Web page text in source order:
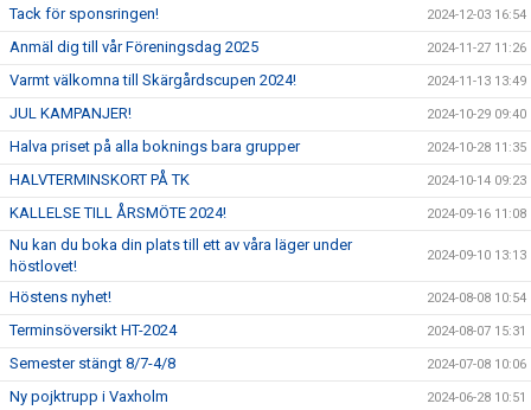
Tack för sponsringen! 2024-12-03 16:54
Anmäl dig till vår Föreningsdag 2025 2024-11-27 11:26
Varmt välkomna till Skärgårdscupen 2024! 2024-11-13 13:49
JUL KAMPANJER! 2024-10-29 09:40
Halva priset på alla boknings bara grupper 2024-10-28 11:35
HALVTERMINSKORT PÅ TK 2024-10-14 09:23
KALLELSE TILL ÅRSMÖTE 2024! 2024-09-16 11:08
Nu kan du boka din plats till ett av våra läger under
höstlovet!
2024-09-10 13:13
Höstens nyhet! 2024-08-08 10:54
Terminsöversikt HT-2024 2024-08-07 15:31
Semester stängt 8/7-4/8 2024-07-08 10:06
Ny pojktrupp i Vaxholm 2024-06-28 10:51